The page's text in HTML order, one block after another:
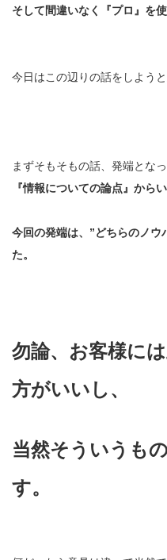
そして間違いなく『プロ』を使
今日はこの辺りの話をしようと
まずそもそもの話、発端とな
『情報についての論点』から
今回の発端は、”どちらのノウ
た。
勿論、お客様に
方がいいし、
当然そういうも
す。